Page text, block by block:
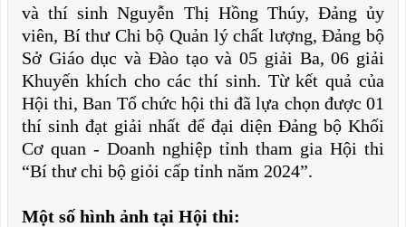
và thí sinh Nguyễn Thị Hồng Thúy, Đảng ủy
viên, Bí thư Chi bộ Quản lý chất lượng, Đảng bộ
Sở Giáo dục và Đào tạo và 05 giải Ba, 06 giải
Khuyến khích cho các thí sinh. Từ kết quả của
Hội thi, Ban Tổ chức hội thi đã lựa chọn được 01
thí sinh đạt giải nhất để đại diện Đảng bộ Khối
Cơ quan - Doanh nghiệp tỉnh tham gia Hội thi
“Bí thư chi bộ giỏi cấp tỉnh năm 2024”.
Một số hình ảnh tại Hội thi: